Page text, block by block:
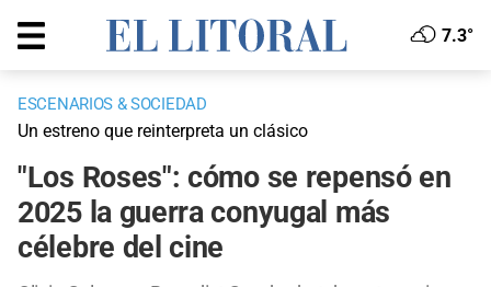
7.3°
ESCENARIOS & SOCIEDAD
Un estreno que reinterpreta un clásico
"Los Roses": cómo se repensó en
2025 la guerra conyugal más
célebre del cine